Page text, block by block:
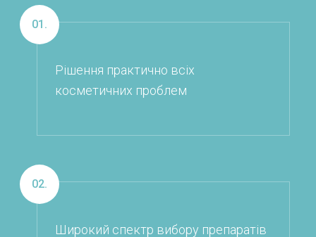
01.
Рішення практично всіх
косметичних проблем
02.
Широкий спектр вибору препаратів